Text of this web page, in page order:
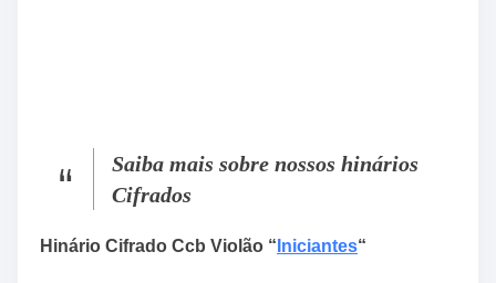
Saiba mais sobre nossos hinários
Cifrados
Hinário Cifrado Ccb Violão “ Iniciantes“